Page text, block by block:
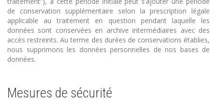
de conservation supplémentaire selon la prescription légale
applicable au traitement en question pendant laquelle les
données sont conservées en archive intermédiaires avec des
accès restreints. Au terme des durées de conservations établies,
nous supprimons les données personnelles de nos bases de
données.
Mesures de sécurité